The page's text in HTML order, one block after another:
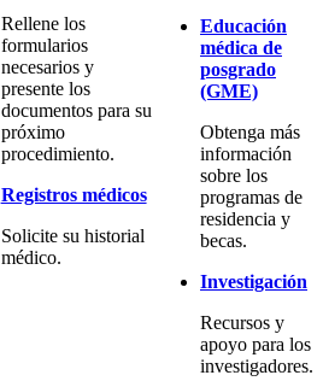
Rellene los
formularios
necesarios y
presente los
documentos para su
próximo
procedimiento.
Registros médicos
Solicite su historial
médico.
Educación
médica de
posgrado
(GME)
Obtenga más
información
sobre los
programas de
residencia y
becas.
Investigación
Recursos y
apoyo para los
investigadores.